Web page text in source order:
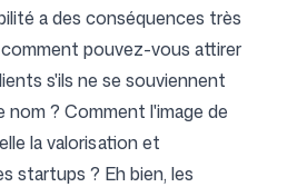
a des conséquences très
pouvez-vous attirer
s'ils ne se souviennent
nom ? Comment l'image de
la valorisation et
startups ? Eh bien, les